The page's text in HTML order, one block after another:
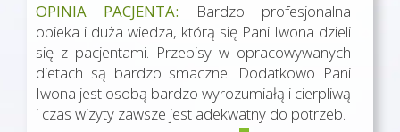
OPINIA PACJENTA: Bardzo profesjonalna
opieka i duża wiedza, którą się Pani Iwona dzieli
się z pacjentami. Przepisy w opracowywanych
dietach są bardzo smaczne. Dodatkowo Pani
Iwona jest osobą bardzo wyrozumiałą i cierpliwą
i czas wizyty zawsze jest adekwatny do potrzeb.